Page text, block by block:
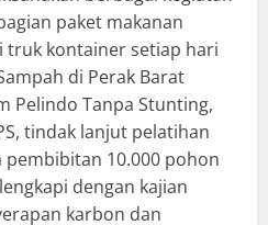
paket makanan
truk kontainer setiap hari
di Perak Barat
Pelindo Tanpa Stunting,
tindak lanjut pelatihan
10.000 pohon
dengan kajian
karbon dan